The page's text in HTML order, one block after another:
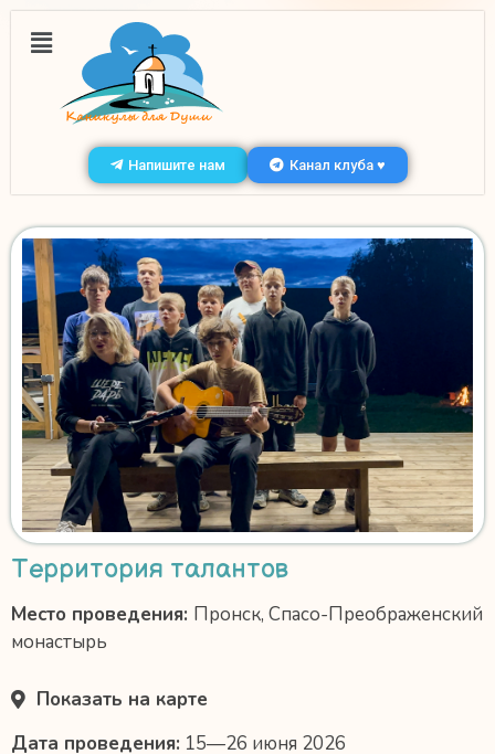
Напишите нам Канал клуба ♥
Территория талантов
Место проведения: Пронск, Спасо-Преображенский
монастырь
Показать на карте
Дата проведения: 15—26 июня 2026